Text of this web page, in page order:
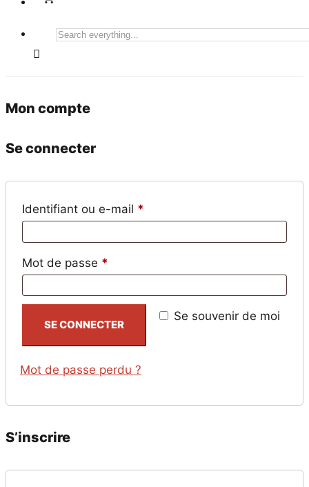
Search
Mon compte
Se connecter
Identifiant ou e-mail *
Mot de passe *
Se souvenir de moi
SE CONNECTER
Mot de passe perdu ?
S’inscrire